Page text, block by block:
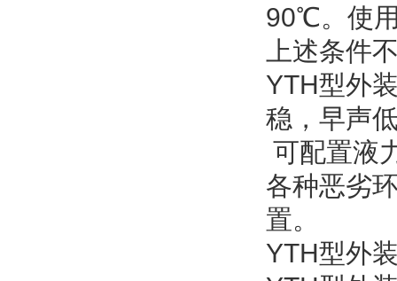
90℃。使
上述条件
YTH型外
稳，早声
可配置液
各种恶劣
置。
YTH型外